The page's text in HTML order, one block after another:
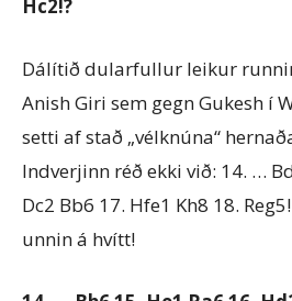
Hc2!?
Dálítið dularfullur leikur
Anish Giri sem gegn Gukesh í
setti af stað „vélknúna“
Indverjinn réð ekki við: 14. …
Dc2 Bb6 17. Hfe1 Kh8 18.
unnin á hvítt!